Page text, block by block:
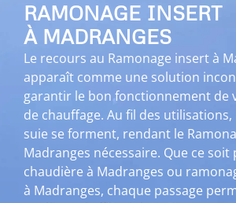
RAMONAGE INSERT
À MADRANGES
Le recours au Ramonage insert à
apparaît comme une solution
garantir le bon fonctionnement de
de chauffage. Au fil des
suie se forment, rendant le
Madranges nécessaire. Que ce
chaudière à Madranges ou
à Madranges, chaque passage